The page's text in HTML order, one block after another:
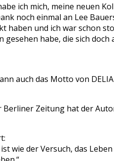
ich mich, meine neuen
noch einmal an Lee
haben und ich war schon
gesehen habe, die sich
auch das Motto von
Zeitung hat der
wie der Versuch, das